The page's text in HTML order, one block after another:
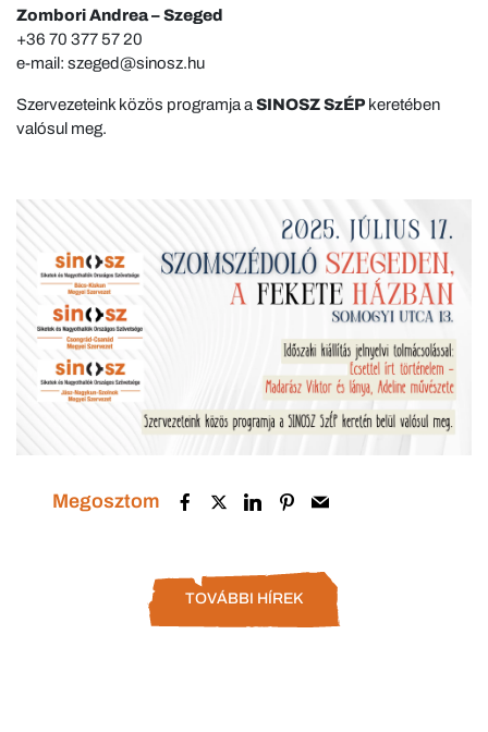
Zombori Andrea – Szeged
+36 70 377 57 20
e-mail: szeged@sinosz.hu
Szervezeteink közös programja a SINOSZ SzÉP keretében
valósul meg.
Megosztom
TOVÁBBI HÍREK